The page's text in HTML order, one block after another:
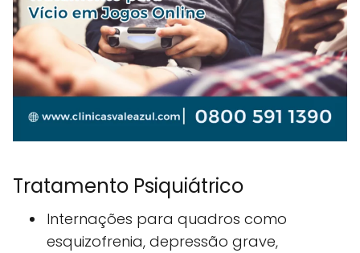
Tratamento Psiquiátrico
Internações para quadros como
esquizofrenia, depressão grave,